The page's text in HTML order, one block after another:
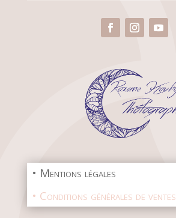
• Mentions légales
• Conditions générales de ventes